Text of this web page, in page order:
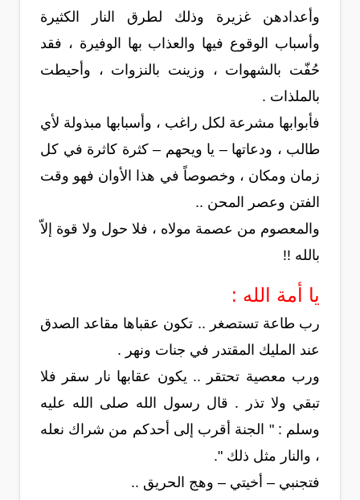
وأعدادهن غزيرة وذلك لطرق النار الكثيرة
وأسباب الوقوع فيها والعذاب بها الوفيرة ، فقد
حُفّت بالشهوات ، وزينت بالنزوات ، وأحيطت
بالملذات .
فأبوابها مشرعة لكل راغب ، وأسبابها مبذولة لأي
طالب ، ودعاتها – يا ويحهم – كثرة كاثرة في كل
زمان ومكان ، وخصوصاً في هذا الأوان فهو وقت
الفتن وعصر المحن ..
والمعصوم من عصمة مولاه ، فلا حول ولا قوة إلاّ
بالله !!
يا أمة الله :
رب طاعة تستصغر .. تكون عقباها مقاعد الصدق
عند المليك المقتدر في جنات ونهر .
ورب معصية تحتقر .. يكون عقابها نار سقر فلا
تبقي ولا تذر . قال رسول الله صلى الله عليه
وسلم : " الجنة أقرب إلى أحدكم من شراك نعله
، والنار مثل ذلك ".
فتجنبي – أخيتي – وهج الحريق ..